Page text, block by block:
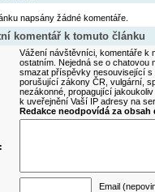
napsány žádné komentáře.
komentář k tomuto článku
Vážení návštěvníci, komentáře k
ostatním. Nejedná se o
smazat příspěvky nesouvisející
porušující zákony ČR, vulgární,
nezákonné, propagující
k uveřejnění Vaší IP adresy na
Redakce neodpovídá za
Email